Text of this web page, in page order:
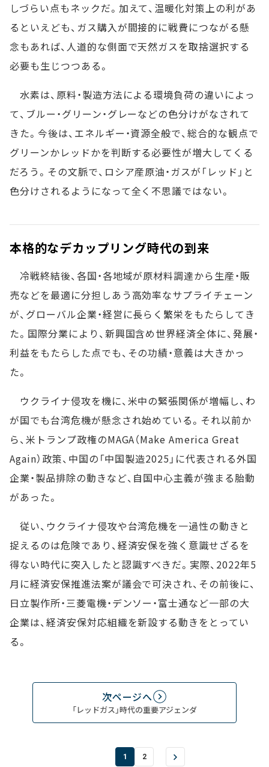
しづらい点もネックだ。加えて、温暖化対策上の利があ
るといえども、ガス購入が間接的に戦費につながる懸
念もあれば、人道的な側面で天然ガスを取捨選択する
必要も生じつつある。
水素は、原料・製造方法による環境負荷の違いによっ
て、ブルー・グリーン・グレーなどの色分けがなされて
きた。今後は、エネルギー・資源全般で、総合的な観点で
グリーンかレッドかを判断する必要性が増大してくる
だろう。その文脈で、ロシア産原油・ガスが「レッド」と
色分けされるようになって全く不思議ではない。
本格的なデカップリング時代の到来
冷戦終結後、各国・各地域が原材料調達から生産・販
売などを最適に分担しあう高効率なサプライチェーン
が、グローバル企業・経営に長らく繁栄をもたらしてき
た。国際分業により、新興国含め世界経済全体に、発展・
利益をもたらした点でも、その功績・意義は大きかっ
た。
ウクライナ侵攻を機に、米中の緊張関係が増幅し、わ
が国でも台湾危機が懸念され始めている。それ以前か
ら、米トランプ政権のMAGA（Make America Great
Again）政策、中国の「中国製造2025」に代表される外国
企業・製品排除の動きなど、自国中心主義が強まる胎動
があった。
従い、ウクライナ侵攻や台湾危機を一過性の動きと
捉えるのは危険であり、経済安保を強く意識せざるを
得ない時代に突入したと認識すべきだ。実際、2022年5
月に経済安保推進法案が議会で可決され、その前後に、
日立製作所・三菱電機・デンソー・富士通など一部の大
企業は、経済安保対応組織を新設する動きをとってい
る。
次ページへ
「レッドガス」時代の重要アジェンダ
1 2